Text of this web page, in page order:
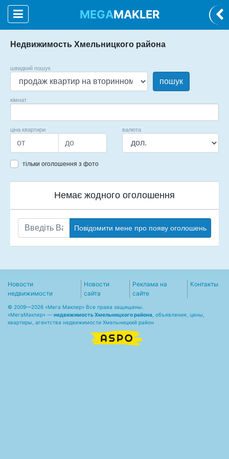
MEGAMAKLER
Недвижимость Хмельницкого района
швидкий пошук
пошук
кімнат
ціна квартири валюта
тільки оголошення з фото
Немає жодного оголошення
Повідомити мене про появу оголошень
Новости
недвижимости
Новости
сайта
Реклама на
сайте
Контакты
© 2009—2026 «Мега Маклер» Все права защищены.
«МегаМаклер» — недвижимость Хмельницкого района , объявления, цены,
квартиры, агентства недвижимости Хмельницкий район